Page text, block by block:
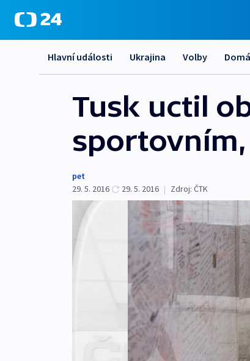
Hlavní události Ukrajina Volby
Tusk uctil
pet
29. 5. 2016
29. 5. 2016 | Zdroj: ČTK